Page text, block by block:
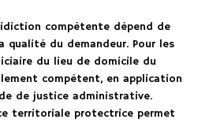
compétente dépend de
du demandeur. Pour les
du lieu de domicile du
compétent, en application
de justice administrative.
territoriale protectrice permet